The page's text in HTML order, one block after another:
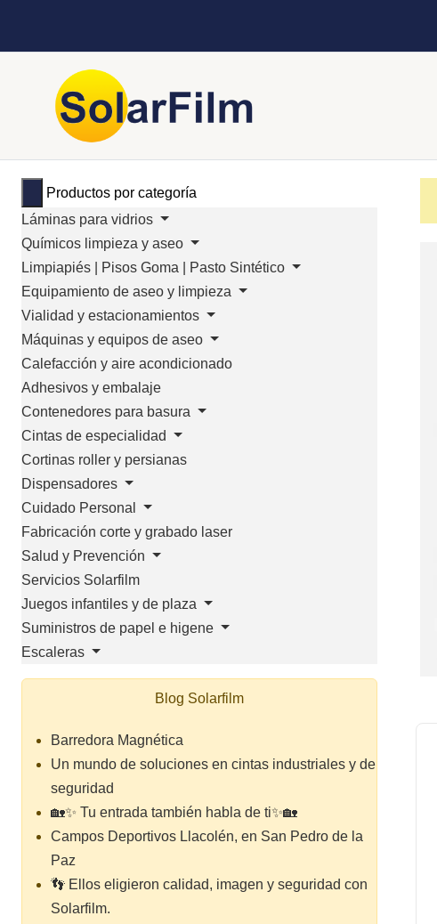
Productos por categoría
Láminas para vidrios
Químicos limpieza y aseo
Limpiapiés | Pisos Goma | Pasto Sintético
Equipamiento de aseo y limpieza
Vialidad y estacionamientos
Máquinas y equipos de aseo
Calefacción y aire acondicionado
Adhesivos y embalaje
Contenedores para basura
Cintas de especialidad
Cortinas roller y persianas
Dispensadores
Cuidado Personal
Fabricación corte y grabado laser
Salud y Prevención
Servicios Solarfilm
Juegos infantiles y de plaza
Suministros de papel e higene
Escaleras
Blog Solarfilm
Barredora Magnética
Un mundo de soluciones en cintas industriales y de
seguridad
🏡✨ Tu entrada también habla de ti✨🏡
Campos Deportivos Llacolén, en San Pedro de la
Paz
👣 Ellos eligieron calidad, imagen y seguridad con
Solarfilm.